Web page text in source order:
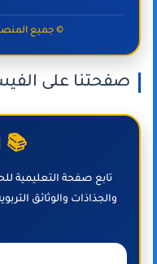
© جميع
صفحتنا على
📚
تابع صفحة التعليمية
والجذاذات والوثائق